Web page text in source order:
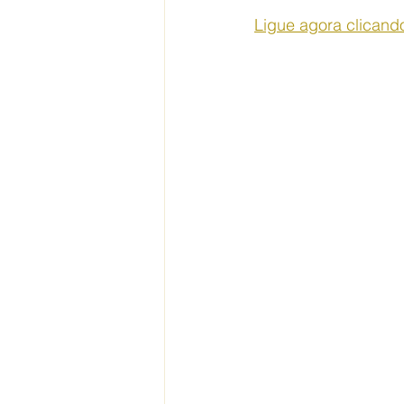
Ligue agora